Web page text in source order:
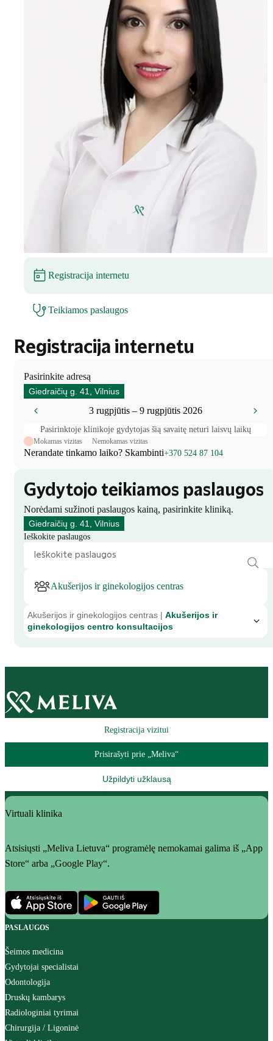
Registracija internetu
Teikiamos paslaugos
Registracija internetu
Pasirinkite adresą
Giedraičių g. 41, Vilnius
3 rugpjūtis – 9 rugpjūtis 2026
Pasirinktoje klinikoje gydytojas šią savaitę neturi laisvų laikų
Mokamas vizitas Nemokamas vizitas
Nerandate tinkamo laiko? Skambinti+370 524 87 104
Gydytojo teikiamos paslaugos
Norėdami sužinoti paslaugos kainą, pasirinkite kliniką.
Giedraičių g. 41, Vilnius
Ieškokite paslaugos
Akušerijos ir ginekologijos centras
Akušerijos ir ginekologijos centras | Akušerijos ir
ginekologijos centro konsultacijos
Registracija vizitui
Prisirašyti prie „Meliva“
Užpildyti užklausą
Virtuali klinika
Atsisiųsti „Meliva Lietuva“ programėlę nemokamai galima iš „App
Store“ arba „Google Play“.
PASLAUGOS
Šeimos medicina
Gydytojai specialistai
Odontologija
Druskų kambarys
Radiologiniai tyrimai
Chirurgija / Ligoninė